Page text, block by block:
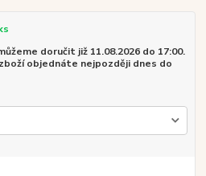
doručit již 11.08.2026 do 17:00.
objednáte nejpozději dnes do